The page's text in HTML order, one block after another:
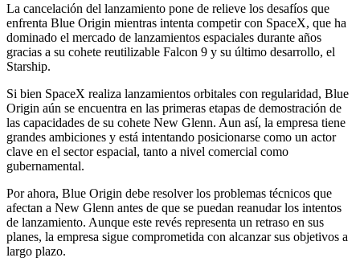
La cancelación del lanzamiento pone de relieve los desafíos que
enfrenta Blue Origin mientras intenta competir con SpaceX, que ha
dominado el mercado de lanzamientos espaciales durante años
gracias a su cohete reutilizable Falcon 9 y su último desarrollo, el
Starship.
Si bien SpaceX realiza lanzamientos orbitales con regularidad, Blue
Origin aún se encuentra en las primeras etapas de demostración de
las capacidades de su cohete New Glenn. Aun así, la empresa tiene
grandes ambiciones y está intentando posicionarse como un actor
clave en el sector espacial, tanto a nivel comercial como
gubernamental.
Por ahora, Blue Origin debe resolver los problemas técnicos que
afectan a New Glenn antes de que se puedan reanudar los intentos
de lanzamiento. Aunque este revés representa un retraso en sus
planes, la empresa sigue comprometida con alcanzar sus objetivos a
largo plazo.